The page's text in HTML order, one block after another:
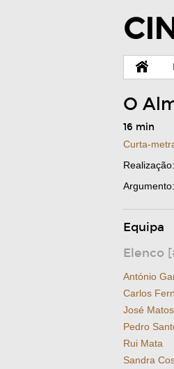
O
16 min
Curta-
Realização:
Argumento:
Equipa
Elenco
António
Carlos
José Matos
Pedro
Rui Mata
Sandra